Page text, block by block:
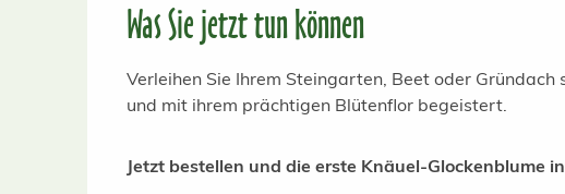
Was Sie jetzt tun können
Verleihen Sie Ihrem Steingarten, Beet oder
und mit ihrem prächtigen Blütenflor begeistert.
Jetzt bestellen und die erste Knäuel-Glockenblume